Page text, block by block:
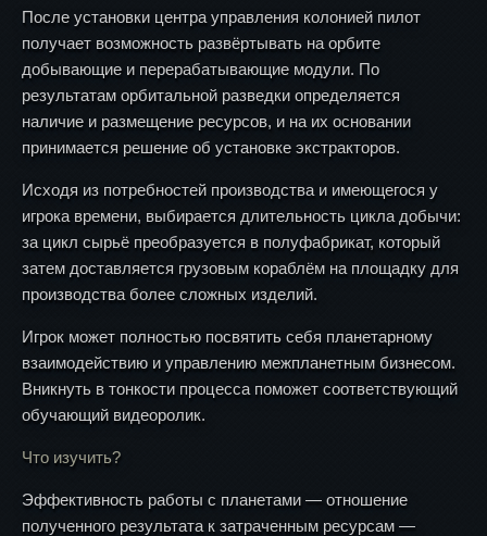
После установки центра управления колонией пилот
получает возможность развёртывать на орбите
добывающие и перерабатывающие модули. По
результатам орбитальной разведки определяется
наличие и размещение ресурсов, и на их основании
принимается решение об установке экстракторов.
Исходя из потребностей производства и имеющегося у
игрока времени, выбирается длительность цикла добычи:
за цикл сырьё преобразуется в полуфабрикат, который
затем доставляется грузовым кораблём на площадку для
производства более сложных изделий.
Игрок может полностью посвятить себя планетарному
взаимодействию и управлению межпланетным бизнесом.
Вникнуть в тонкости процесса поможет соответствующий
обучающий видеоролик.
Что изучить?
Эффективность работы с планетами — отношение
полученного результата к затраченным ресурсам —